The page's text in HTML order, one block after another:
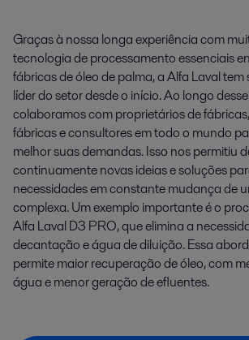
Graças à nossa longa experiência com
tecnologia de processamento essenciais
fábricas de óleo de palma, a Alfa Laval
líder do setor desde o início. Ao longo
colaboramos com proprietários de
fábricas e consultores em todo o mundo
melhor suas demandas. Isso nos permitiu
continuamente novas ideias e soluções
necessidades em constante mudança de
complexa. Um exemplo importante é o
Alfa Laval D3 PRO, que elimina a
decantação e água de diluição. Essa
permite maior recuperação de óleo, com
água e menor geração de efluentes.